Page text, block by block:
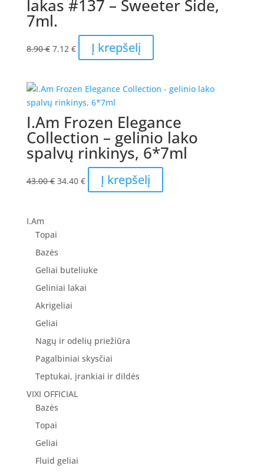
lakas #137 – Sweeter Side,
7ml.
8.90€ Original
8.90 €.
7.12 €Current
price
7.12 €.
Į krepšelį
I.Am Frozen Elegance
Collection – gelinio lako
spalvų rinkinys, 6*7ml
43.00€ Original
34.40 €Current
price
Į krepšelį
I.Am
Topai
Bazės
Geliai buteliuke
Geliniai lakai
Akrigeliai
Geliai
Nagų ir odelių priežiūra
Pagalbiniai skysčiai
Teptukai, įrankiai ir dildės
VIXI OFFICIAL
Bazės
Topai
Geliai
Fluid geliai